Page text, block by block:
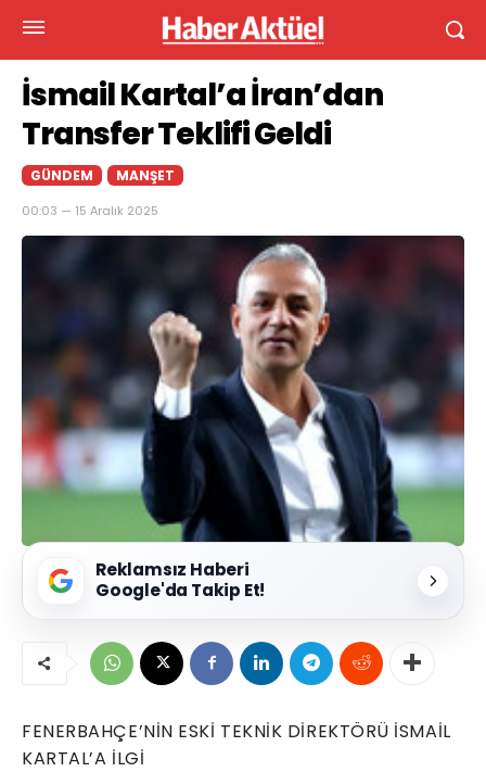
İsmail Kartal’a İran’dan
Transfer Teklifi Geldi
GÜNDEM MANŞET
00:03 — 15 Aralık 2025
Reklamsız Haberi
Google'da Takip Et!
FENERBAHÇE’NİN ESKİ TEKNİK DİREKTÖRÜ İSMAİL
KARTAL’A İLGİ